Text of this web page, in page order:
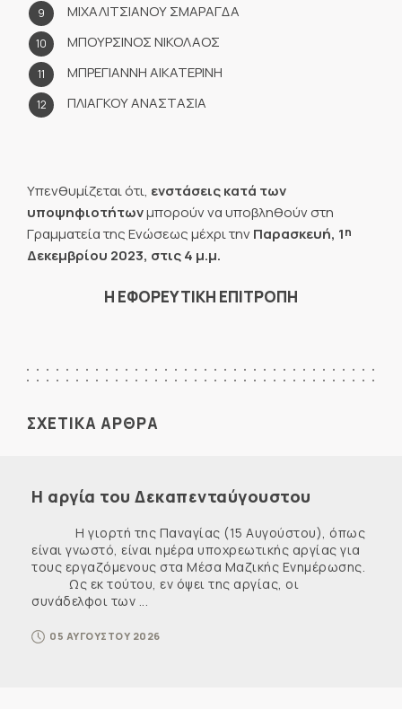
ΜΙΧΑΛΙΤΣΙΑΝΟΥ ΣΜΑΡΑΓΔΑ
ΜΠΟΥΡΣΙΝΟΣ ΝΙΚΟΛΑΟΣ
ΜΠΡΕΓΙΑΝΝΗ ΑΙΚΑΤΕΡΙΝΗ
ΠΛΙΑΓΚΟΥ ΑΝΑΣΤΑΣΙΑ
Υπενθυμίζεται ότι, ενστάσεις κατά των
υποψηφιοτήτωνμπορούν να υποβληθούν στη
Γραμματεία της Ενώσεως μέχρι τηνΠαρασκευή, 1η
Δεκεμβρίου 2023, στις 4 μ.μ.
Η ΕΦΟΡΕΥΤΙΚΗ ΕΠΙΤΡΟΠΗ
ΣΧΕΤΙΚΑ ΑΡΘΡΑ
Η αργία του Δεκαπενταύγουστου
Η γιορτή της Παναγίας (15 Αυγούστου), όπως
είναι γνωστό, είναι ημέρα υποχρεωτικής αργίας για
τους εργαζόμενους στα Μέσα Μαζικής Ενημέρωσης.
Ως εκ τούτου, εν όψει της αργίας, οι
συνάδελφοι των ...
05 ΑΥΓΟΥΣΤΟΥ 2026